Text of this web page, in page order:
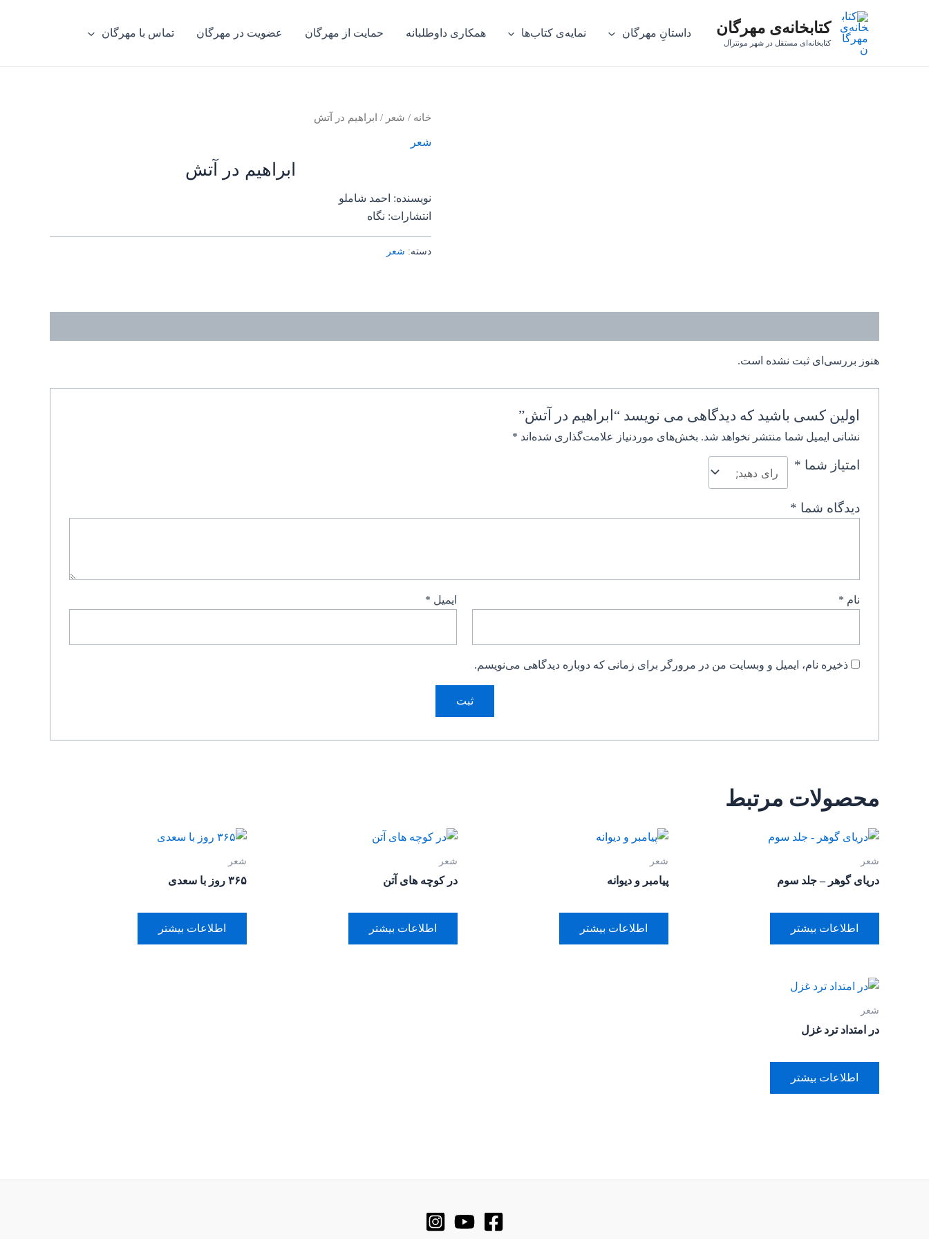
کتابخانه‌ی مهرگان
کتابخانه‌ای مستقل در شهر مونترآل
داستانِ مهرگان نمایه‌ی کتاب‌ها همکاری داوطلبانه حمایت از مهرگان عضویت در مهرگان تماس با مهرگان
خانه / شعر / ابراهیم در آتش
شعر
ابراهیم در آتش
نویسنده: احمد شاملو
انتشارات: نگاه
دسته: شعر
هنوز بررسی‌ای ثبت نشده است.
اولین کسی باشید که دیدگاهی می نویسد “ابراهیم در آتش”
نشانی ایمیل شما منتشر نخواهد شد. بخش‌های موردنیاز علامت‌گذاری شده‌اند *
امتیاز شما *
دیدگاه شما *
نام * ایمیل *
ذخیره نام، ایمیل و وبسایت من در مرورگر برای زمانی که دوباره دیدگاهی می‌نویسم.
محصولات مرتبط
شعر
دریای گوهر – جلد سوم
اطلاعات بیشتر
شعر
پیامبر و دیوانه
اطلاعات بیشتر
شعر
در کوچه های آتن
اطلاعات بیشتر
شعر
۳۶۵ روز با سعدی
اطلاعات بیشتر
شعر
در امتداد ترد غزل
اطلاعات بیشتر